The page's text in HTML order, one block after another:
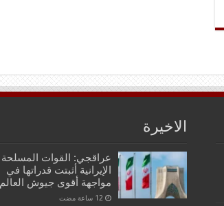
الاخيرة
عراقجي: القوات المسلحة
الإيرانية أثبتت قدراتها في
مواجهة أقوى جيوش العالم